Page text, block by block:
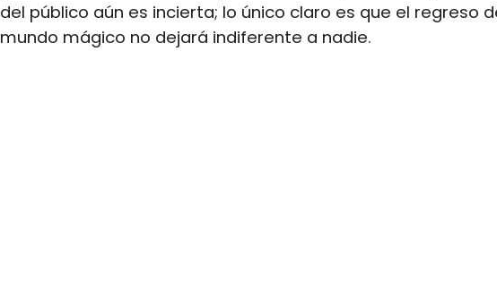
del público aún es incierta; lo único claro es que el regreso
mundo mágico no dejará indiferente a nadie.